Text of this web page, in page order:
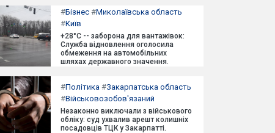
#Бізнес #Миколаївська область
#Київ
+28°C -- заборона для вантажівок:
Служба відновлення оголосила
обмеження на автомобільних
шляхах державного значення.
#Політика #Закарпатська область
#Військовозобов'язаний
Незаконно виключали з військового
обліку: суд ухвалив арешт колишніх
посадовців ТЦК у Закарпатті.